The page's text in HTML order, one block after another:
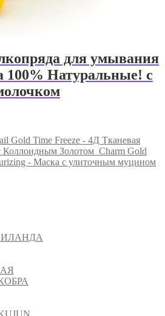
для умывания
100% Натуральные! с
Gold Time Freeze - 4Д Тканевая
Коллоидным Золотом Charm Gold
- Маска с улиточным муцином